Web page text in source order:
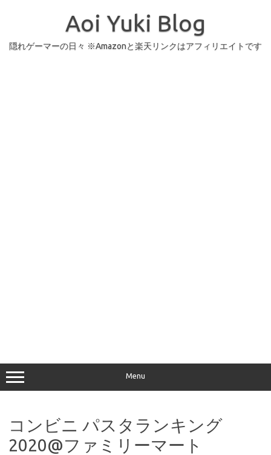
Aoi Yuki Blog
隠れゲーマーの日々 ※Amazonと楽天リンクはアフィリエイトです
Menu
コンビニ パスタランキング
2020@ファミリーマート